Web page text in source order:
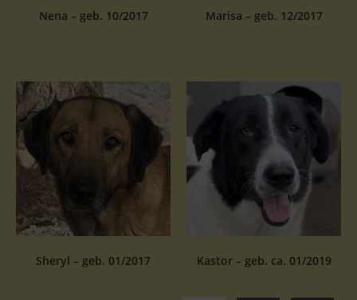
Nena – geb. 10/2017 Marisa – geb. 12/2017
Sheryl – geb. 01/2017 Kastor – geb. ca. 01/2019